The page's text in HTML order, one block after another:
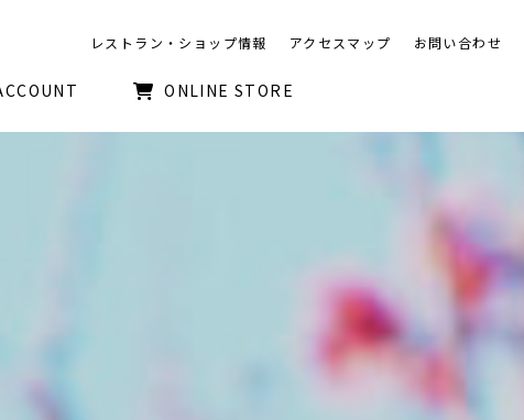
レストラン・ショップ情報 アクセスマップ お問い合わせ
ONLINE STORE